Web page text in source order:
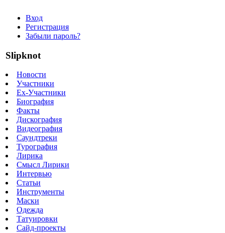
Вход
Регистрация
Забыли пароль?
Slipknot
Новости
Участники
Ex-Участники
Биография
Факты
Дискография
Видеография
Саундтреки
Турография
Лирика
Смысл Лирики
Интервью
Статьи
Инструменты
Маски
Одежда
Татуировки
Сайд-проекты